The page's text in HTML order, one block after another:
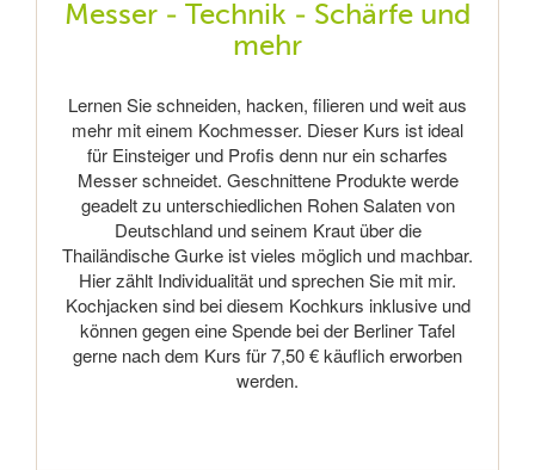
Messer - Technik - Schärfe und
mehr
Lernen Sie schneiden, hacken, filieren und weit aus
mehr mit einem Kochmesser. Dieser Kurs ist ideal
für Einsteiger und Profis denn nur ein scharfes
Messer schneidet. Geschnittene Produkte werde
geadelt zu unterschiedlichen Rohen Salaten von
Deutschland und seinem Kraut über die
Thailändische Gurke ist vieles möglich und machbar.
Hier zählt Individualität und sprechen Sie mit mir.
Kochjacken sind bei diesem Kochkurs inklusive und
können gegen eine Spende bei der Berliner Tafel
gerne nach dem Kurs für 7,50 € käuflich erworben
werden.